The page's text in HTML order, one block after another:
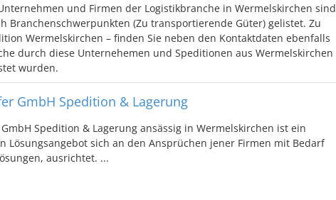
und Firmen der Logistikbranche in Wermelskirchen sind
Branchenschwerpunkten (Zu transportierende Güter) gelistet. Zu
Wermelskirchen – finden Sie neben den Kontaktdaten ebenfalls
durch diese Unternehemen und Speditionen aus Wermelskirchen
wurden.
GmbH Spedition & Lagerung
Spedition & Lagerung ansässig in Wermelskirchen ist ein
Lösungsangebot sich an den Ansprüchen jener Firmen mit Bedarf
ausrichtet. ...